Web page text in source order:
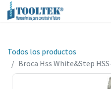
Todos los productos
Broca Hss White&Step